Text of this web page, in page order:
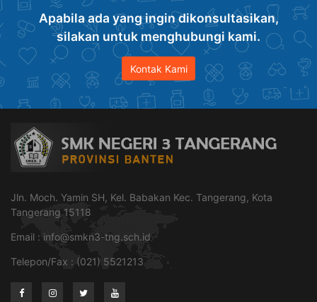
Apabila ada yang ingin dikonsultasikan,
silakan untuk menghubungi kami.
Kontak Kami
Jln. Moch. Yamin SH, Kel. Babakan Kec. Tangerang, Kota
Tangerang 15118
Email : info@smkn3-tng.sch.id
Telepon/Fax : (021) 5521213